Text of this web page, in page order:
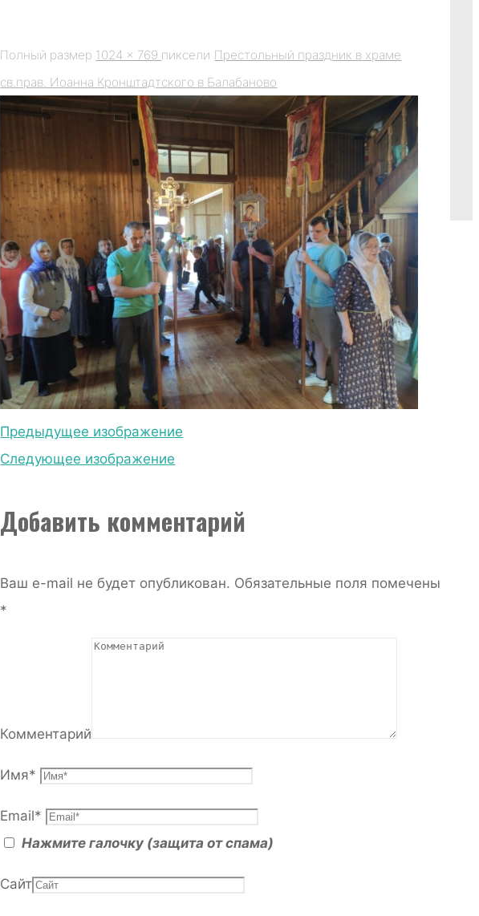
Полный размер 1024 × 769 пиксели Престольный праздник в храме
св.прав. Иоанна Кронштадтского в Балабаново
Предыдущее изображение
Следующее изображение
Добавить комментарий
Ваш e-mail не будет опубликован. Обязательные поля помечены
*
Комментарий
Имя*
Email*
Нажмите галочку (защита от спама)
Сайт